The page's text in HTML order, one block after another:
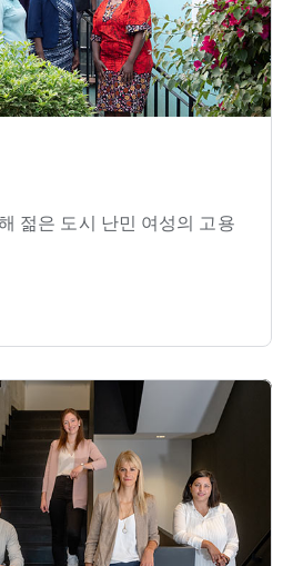
젊은 도시 난민 여성의 고용